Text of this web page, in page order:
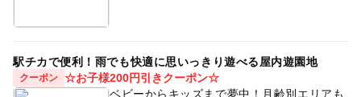
駅チカで便利！雨でも快適に思いっきり遊べる屋内遊園地
クーポン ☆お子様200円引きクーポン☆
ベビーからキッズまで夢中！月齢別エリアも